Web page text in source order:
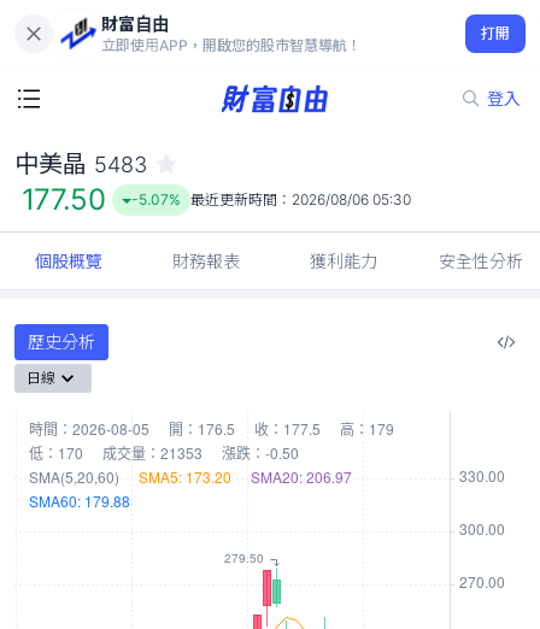
財富自由
立即使用APP，開啟您的股市智慧導航！
打開
登入
177.50
-5.07%
中美晶 5483
177.50 -5.07% 最近更新時間： 2026/08/06 05:30
個股概覽 財務報表 獲利能力 安全性分析
歷史分析
日線